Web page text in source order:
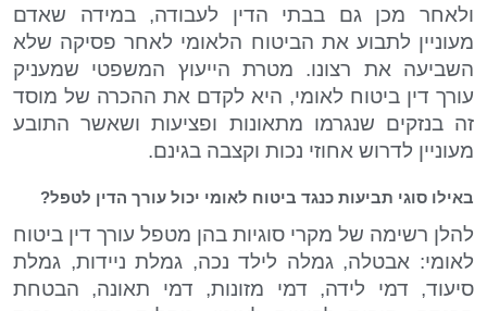
ולאחר מכן גם בבתי הדין לעבודה, במידה שאדם
מעוניין לתבוע את הביטוח הלאומי לאחר פסיקה שלא
השביעה את רצונו. מטרת הייעוץ המשפטי שמעניק
עורך דין ביטוח לאומי, היא לקדם את ההכרה של מוסד
זה בנזקים שנגרמו מתאונות ופציעות ושאשר התובע
מעוניין לדרוש אחוזי נכות וקצבה בגינם.
באילו סוגי תביעות כנגד ביטוח לאומי יכול עורך הדין לטפל?
להלן רשימה של מקרי סוגיות בהן מטפל עורך דין ביטוח
לאומי: אבטלה, גמלה לילד נכה, גמלת ניידות, גמלת
סיעוד, דמי לידה, דמי מזונות, דמי תאונה, הבטחת